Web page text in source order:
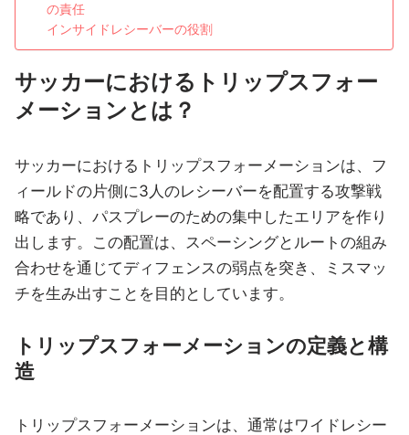
の責任
インサイドレシーバーの役割
サッカーにおけるトリップスフォー
メーションとは？
サッカーにおけるトリップスフォーメーションは、フ
ィールドの片側に3人のレシーバーを配置する攻撃戦
略であり、パスプレーのための集中したエリアを作り
出します。この配置は、スペーシングとルートの組み
合わせを通じてディフェンスの弱点を突き、ミスマッ
チを生み出すことを目的としています。
トリップスフォーメーションの定義と構
造
トリップスフォーメーションは、通常はワイドレシー